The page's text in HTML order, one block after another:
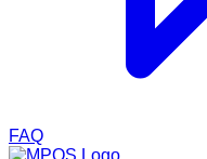
FAQ